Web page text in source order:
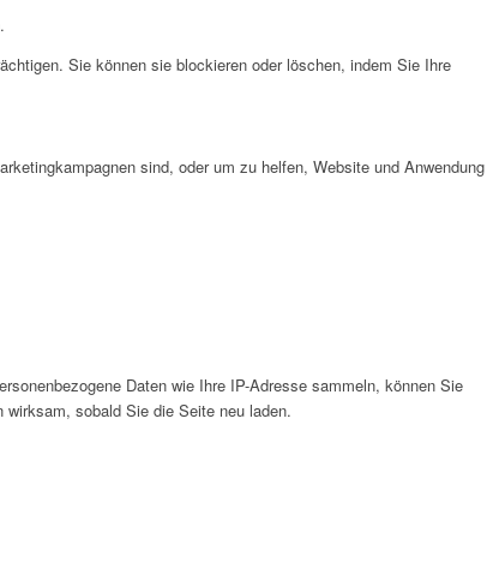
Sie können sie blockieren oder löschen, indem Sie Ihre
sind, oder um zu helfen, Website und Anwendung
Daten wie Ihre IP-Adresse sammeln, können Sie
sobald Sie die Seite neu laden.